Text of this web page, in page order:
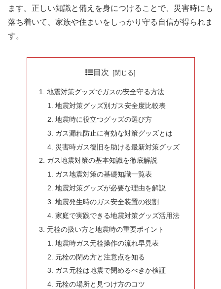
ます。正しい知識と備えを身につけることで、災害時にも
落ち着いて、家族や住まいをしっかり守る自信が得られま
す。
目次
地震対策グッズでガスの安全守る方法
地震対策グッズ別ガス安全度比較表
地震時に役立つグッズの選び方
ガス漏れ防止に有効な対策グッズとは
災害時ガス復旧を助ける最新対策グッズ
ガス地震対策の基本知識を徹底解説
ガス地震対策の基礎知識一覧表
地震対策グッズが必要な理由を解説
地震発生時のガス安全装置の役割
家庭で実践できる地震対策グッズ活用法
元栓の扱い方と地震時の重要ポイント
地震時ガス元栓操作の流れ早見表
元栓の閉め方と注意点を知る
ガス元栓は地震で閉めるべきか検証
元栓の場所と見つけ方のコツ